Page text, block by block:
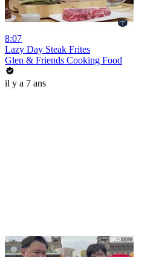
8:07
Lazy Day Steak Frites
Glen & Friends Cooking Food
il y a 7 ans